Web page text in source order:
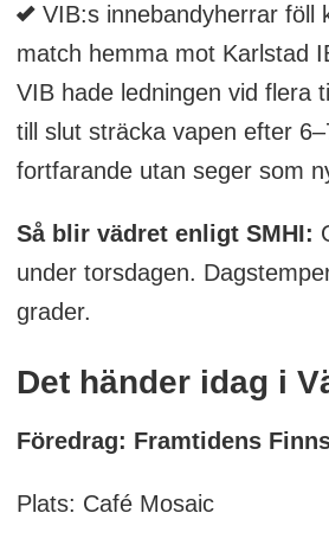
VIB:s innebandyherrar föll
match hemma mot Karlstad
VIB hade ledningen vid flera
till slut sträcka vapen efter
fortfarande utan seger som
Så blir vädret enligt SMHI:
under torsdagen.
grader.
Det händer idag i
Föredrag: Framtidens
Plats: Café Mosaic